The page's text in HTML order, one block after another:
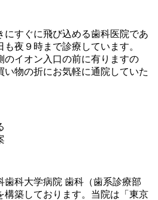
にすぐに飛び込める歯科医院であ
も夜９時まで診療しています。
のイオン入口の前に有りますの
い物の折にお気軽に通院していた
歯科大学病院 歯科（歯系診療部
構築しております。当院は「東京